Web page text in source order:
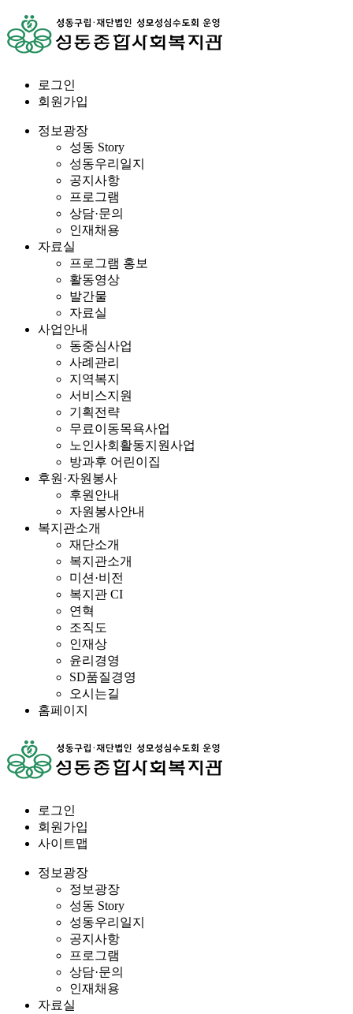
로그인
회원가입
정보광장
성동 Story
성동우리일지
공지사항
프로그램
상담·문의
인재채용
자료실
프로그램 홍보
활동영상
발간물
자료실
사업안내
동중심사업
사례관리
지역복지
서비스지원
기획전략
무료이동목욕사업
노인사회활동지원사업
방과후 어린이집
후원·자원봉사
후원안내
자원봉사안내
복지관소개
재단소개
복지관소개
미션·비전
복지관 CI
연혁
조직도
인재상
윤리경영
SD품질경영
오시는길
홈페이지
로그인
회원가입
사이트맵
정보광장
정보광장
성동 Story
성동우리일지
공지사항
프로그램
상담·문의
인재채용
자료실